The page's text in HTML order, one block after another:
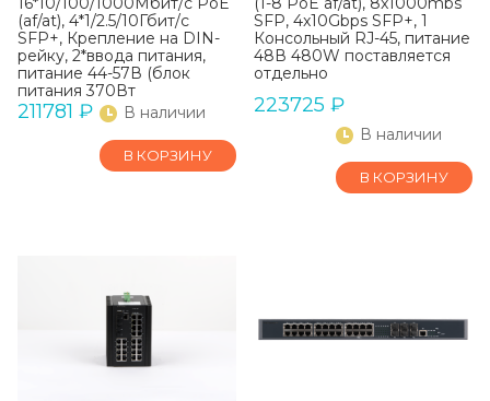
(af/at), 4*1/2.5/10Гбит/с
SFP+, Крепление на DIN-
рейку, 2*ввода питания,
питание 44-57В (блок
питания 370Вт
поставляется отдельно),
-40С +70С.
211781 ₽ В наличии
В КОРЗИНУ
SFP, 4x10Gbps SFP+, 1
Консольный RJ-45, питание
48В 480W поставляется
отдельно
223725 ₽
В наличии
В КОРЗИНУ